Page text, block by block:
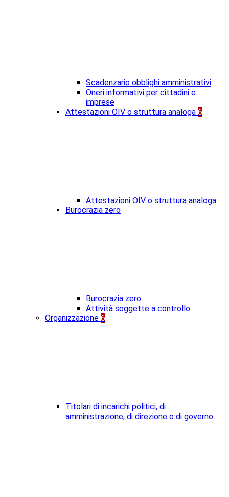
Scadenzario obblighi amministrativi
Oneri informativi per cittadini e
imprese
Attestazioni OIV o struttura analoga 6
Attestazioni OIV o struttura analoga
Burocrazia zero
Burocrazia zero
Attività soggette a controllo
Organizzazione 6
Titolari di incarichi politici, di
amministrazione, di direzione o di governo